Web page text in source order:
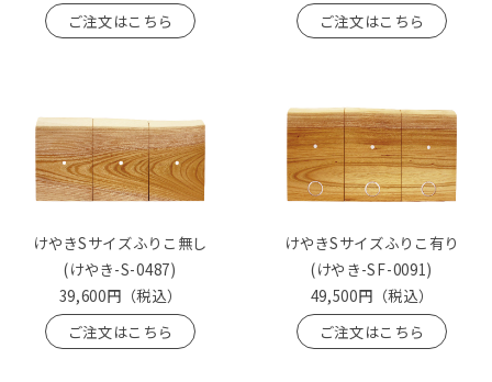
ご注文はこちら
ご注文はこちら
けやきSサイズふりこ無し
(けやき-S-0487)
39,600円 （税込）
ご注文はこちら
けやきSサイズふりこ有り
(けやき-SF-0091)
49,500円 （税込）
ご注文はこちら